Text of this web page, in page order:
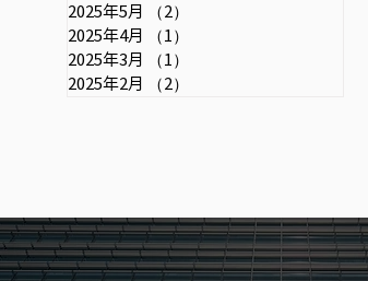
2025年5月
（2）
2025年4月
（1）
2025年3月
（1）
2025年2月
（2）